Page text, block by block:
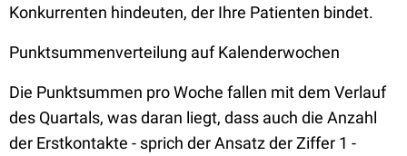
Konkurrenten hindeuten, der Ihre Patienten bindet.
Punktsummenverteilung auf Kalenderwochen
Die Punktsummen pro Woche fallen mit dem Verlauf
des Quartals, was daran liegt, dass auch die Anzahl
der Erstkontakte - sprich der Ansatz der Ziffer 1 -